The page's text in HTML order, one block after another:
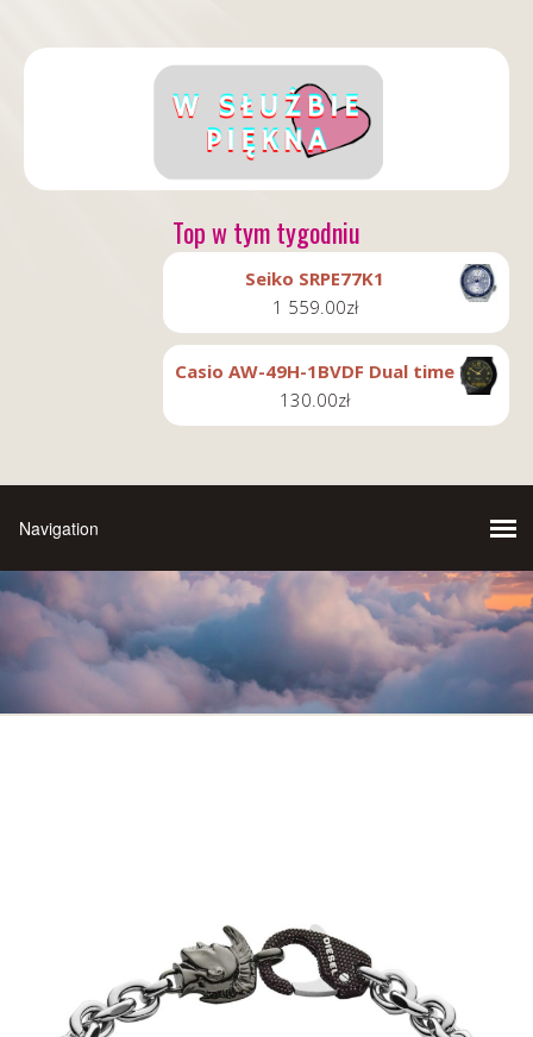
Top w tym tygodniu
Seiko SRPE77K1
1 559.00zł
Casio AW-49H-1BVDF Dual time
130.00zł